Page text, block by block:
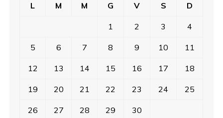
L
M M G V S D
1 2 3 4
5 6 7 8 9 10 11
12 13 14 15 16 17 18
19 20 21 22 23 24 25
26 27 28 29
30